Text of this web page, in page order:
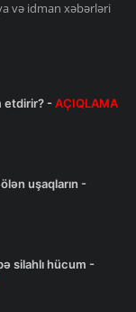
və idman xəbərləri
etdirir? -AÇIQLAMA
uşaqların -
silahlı hücum -